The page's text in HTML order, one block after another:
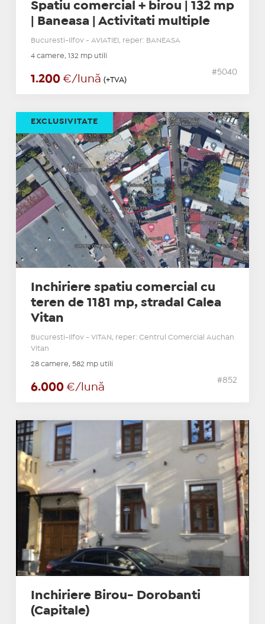
Spatiu comercial + birou | 132 mp
| Baneasa | Activitati multiple
Bucuresti-Ilfov - AVIATIEI, reper: BANEASA
4 camere, 132 mp utili
1.200 €/lună (+TVA)
#5040
Inchiriere spatiu comercial cu
teren de 1181 mp, stradal Calea
Vitan
Bucuresti-Ilfov - VITAN, reper: Centrul Comercial Auchan
Vitan
28 camere, 582 mp utili
6.000 €/lună
#852
EXCLUSIVITATE
Inchiriere Birou- Dorobanti
(Capitale)